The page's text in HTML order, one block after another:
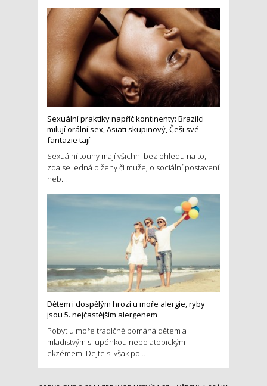
Sexuální praktiky napříč kontinenty: Brazilci
milují orální sex, Asiati skupinový, Češi své
fantazie tají
Sexuální touhy mají všichni bez ohledu na to,
zda se jedná o ženy či muže, o sociální postavení
neb...
Dětem i dospělým hrozí u moře alergie, ryby
jsou 5. nejčastějším alergenem
Pobyt u moře tradičně pomáhá dětem a
mladistvým s lupénkou nebo atopickým
ekzémem. Dejte si však po...